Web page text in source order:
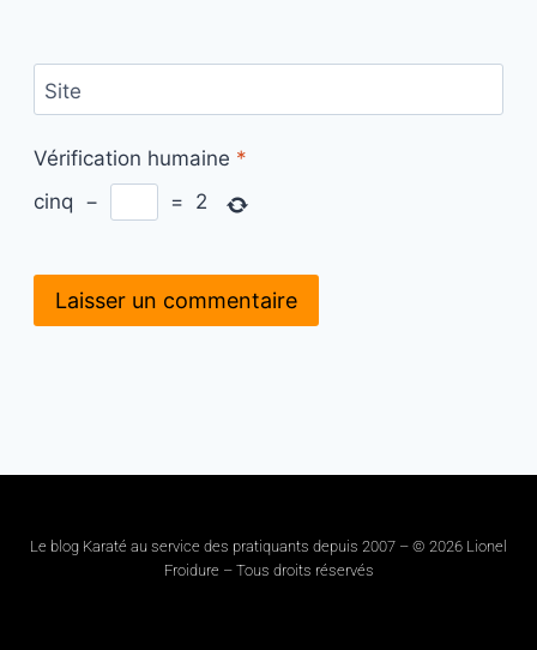
Site
Vérification humaine *
cinq − = 2
Le blog Karaté au service des pratiquants depuis 2007 – © 2026 Lionel
Froidure – Tous droits réservés